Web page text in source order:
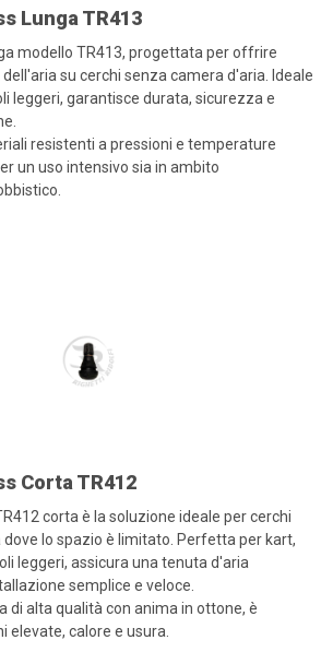
Lunga TR413
modello TR413, progettata per offrire
su cerchi senza camera d'aria. Ideale
leggeri, garantisce durata, sicurezza e
resistenti a pressioni e temperature
un uso intensivo sia in ambito
Corta TR412
corta è la soluzione ideale per cerchi
lo spazio è limitato. Perfetta per kart,
leggeri, assicura una tenuta d'aria
semplice e veloce.
di alta qualità con anima in ottone, è
elevate, calore e usura.